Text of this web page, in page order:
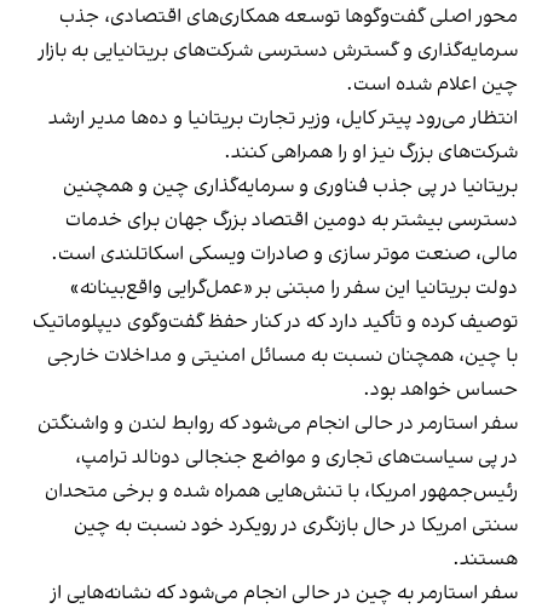
محور اصلی گفت‌وگوها توسعه همکاری‌های اقتصادی، جذب
سرمایه‌گذاری و گسترش دسترسی شرکت‌های بریتانیایی به بازار
چین اعلام شده است.
انتظار می‌رود پیتر کایل، وزیر تجارت بریتانیا و ده‌ها مدیر ارشد
شرکت‌های بزرگ نیز او را همراهی کنند.
بریتانیا در پی جذب فناوری و سرمایه‌گذاری چین و همچنین
دسترسی بیشتر به دومین اقتصاد بزرگ جهان برای خدمات
مالی، صنعت موتر سازی و صادرات ویسکی اسکاتلندی است.
دولت بریتانیا این سفر را مبتنی بر «عمل‌گرایی واقع‌بینانه»
توصیف کرده و تأکید دارد که در کنار حفظ گفت‌وگوی دیپلوماتیک
با چین، همچنان نسبت به مسائل امنیتی و مداخلات خارجی
حساس خواهد بود.
سفر استارمر در حالی انجام می‌شود که روابط لندن و واشنگتن
در پی سیاست‌های تجاری و مواضع جنجالی دونالد ترامپ،
رئیس‌جمهور امریکا، با تنش‌هایی همراه شده و برخی متحدان
سنتی امریکا در حال بازنگری در رویکرد خود نسبت به چین
هستند.
سفر استارمر به چین در حالی انجام می‌شود که نشانه‌هایی از